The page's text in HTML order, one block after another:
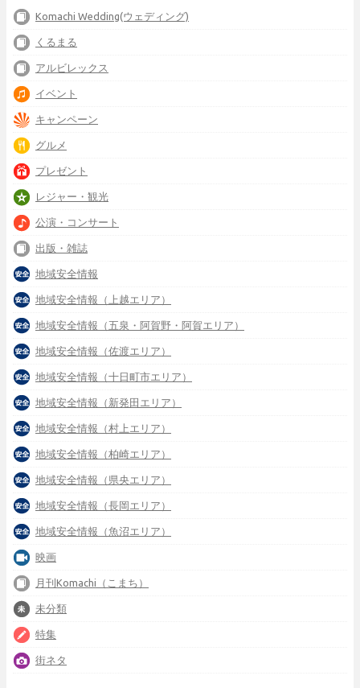
Komachi Wedding(ウェディング)
くるまる
アルビレックス
イベント
キャンペーン
グルメ
プレゼント
レジャー・観光
公演・コンサート
出版・雑誌
地域安全情報
地域安全情報（上越エリア）
地域安全情報（五泉・阿賀野・阿賀エリア）
地域安全情報（佐渡エリア）
地域安全情報（十日町市エリア）
地域安全情報（新発田エリア）
地域安全情報（村上エリア）
地域安全情報（柏崎エリア）
地域安全情報（県央エリア）
地域安全情報（長岡エリア）
地域安全情報（魚沼エリア）
映画
月刊Komachi（こまち）
未分類
特集
街ネタ